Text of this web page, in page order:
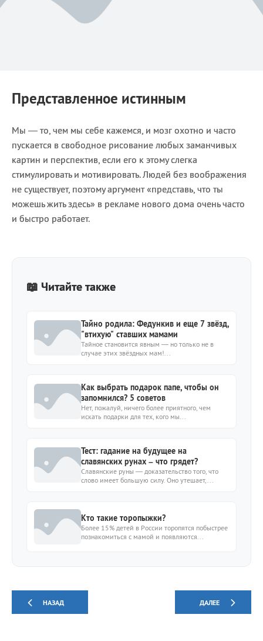
Представленное истинным
Мы — то, чем мы себе кажемся, и мозг охотно и часто
пускается в свободное рисование любых заманчивых
картин и перспектив, если его к этому слегка
стимулировать и мотивировать. Людей без воображения
не существует, поэтому аргумент «представь, что ты
можешь жить здесь» в рекламе нового дома очень часто
и быстро работает.
📖 Читайте также
Тайно родила: Федункив и еще 7 звёзд,
"втихую" ставших мамами
Тайное становится явным — но только не в
случае этих звёздных мам!...
Как выбрать подарок папе, чтобы он
запомнился? 5 советов
Нет, пожалуй, ничего более приятного, чем
искать подарки для тех, кого мы...
Тест: гадание на будущее на
славянских рунах – что грядет?
Славянские руны — доказательство того, что
слово имеет большую силу. Оно утешает,...
Кто такие торопыжки?
Более 15% детей в России торопятся побыстрее
познакомиться с мамой и появляются...
НАЗАД ДАЛЕЕ